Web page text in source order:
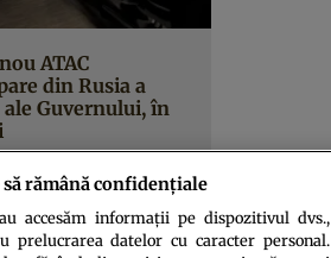
ATAC
din Rusia a
ale Guvernului, în
să rămână confidențiale
accesăm informații pe dispozitivul dvs.,
datelor cu caracter personal.